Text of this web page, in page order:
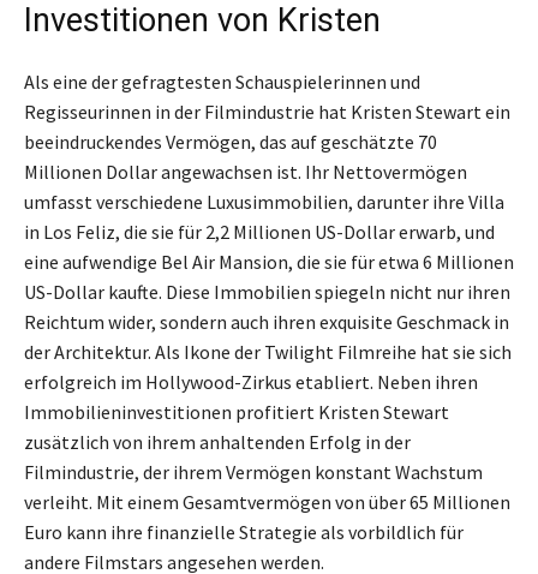
Investitionen von Kristen
Als eine der gefragtesten Schauspielerinnen und
Regisseurinnen in der Filmindustrie hat Kristen Stewart ein
beeindruckendes Vermögen, das auf geschätzte 70
Millionen Dollar angewachsen ist. Ihr Nettovermögen
umfasst verschiedene Luxusimmobilien, darunter ihre Villa
in Los Feliz, die sie für 2,2 Millionen US-Dollar erwarb, und
eine aufwendige Bel Air Mansion, die sie für etwa 6 Millionen
US-Dollar kaufte. Diese Immobilien spiegeln nicht nur ihren
Reichtum wider, sondern auch ihren exquisite Geschmack in
der Architektur. Als Ikone der Twilight Filmreihe hat sie sich
erfolgreich im Hollywood-Zirkus etabliert. Neben ihren
Immobilieninvestitionen profitiert Kristen Stewart
zusätzlich von ihrem anhaltenden Erfolg in der
Filmindustrie, der ihrem Vermögen konstant Wachstum
verleiht. Mit einem Gesamtvermögen von über 65 Millionen
Euro kann ihre finanzielle Strategie als vorbildlich für
andere Filmstars angesehen werden.